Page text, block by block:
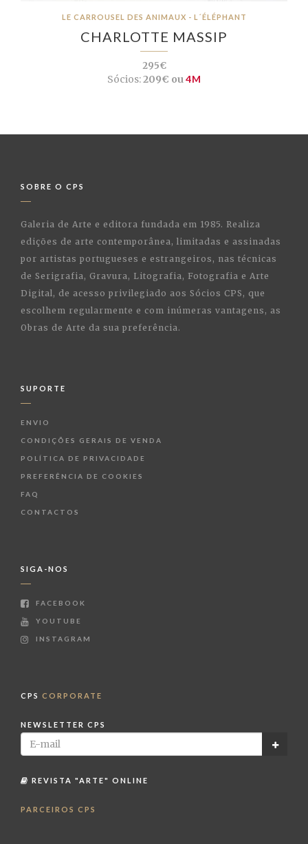
LE CARROUSEL DES ANIMAUX - L´ÉLÉPHANT
CHARLOTTE MASSIP
295€
Sócios:209€ ou4M
SOBRE O CPS
Galeria de Arte e editora fundada em 1985. Realiza
edições de arte contemporânea, limitadas e assinadas
por artistas portugueses e estrangeiros, nas técnicas
de Serigrafia, Gravura, Litografia, Fotografia e Arte
Digital, de acesso privilegiado aos Sócios CPS, que
escolhem regularmente e com inúmeras vantagens, as
Obras de Arte da sua preferência.
SUPORTE
ENVIO
CONDIÇÕES GERAIS DE VENDA
POLÍTICA DE PRIVACIDADE
PREFERÊNCIA DE COOKIES
FAQ
CONTACTOS
SIGA-NOS
FACEBOOK
YOUTUBE
INSTAGRAM
CPS CORPORATE
NEWSLETTER CPS
REVISTA "ARTE" ONLINE
PARCEIROS CPS